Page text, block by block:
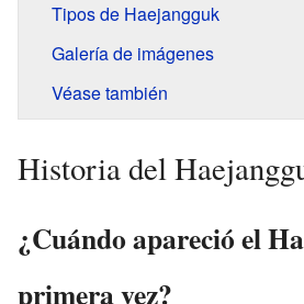
Tipos de Haejangguk
Galería de imágenes
Véase también
Historia del
¿Cuándo apareció el
primera vez?